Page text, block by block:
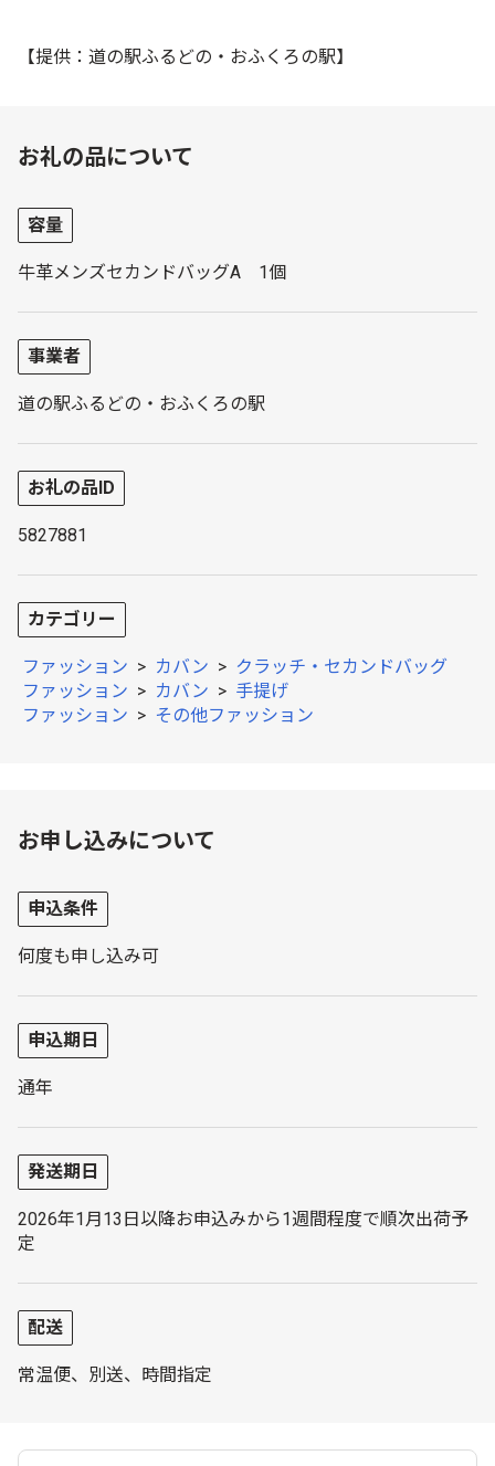
【提供：道の駅ふるどの・おふくろの駅】
お礼の品について
容量
牛革メンズセカンドバッグA 1個
事業者
道の駅ふるどの・おふくろの駅
お礼の品ID
5827881
カテゴリー
ファッション > カバン > クラッチ・セカンドバッグ
ファッション > カバン > 手提げ
ファッション > その他ファッション
お申し込みについて
申込条件
何度も申し込み可
申込期日
通年
発送期日
2026年1月13日以降お申込みから1週間程度で順次出荷予
定
配送
常温便、別送、時間指定